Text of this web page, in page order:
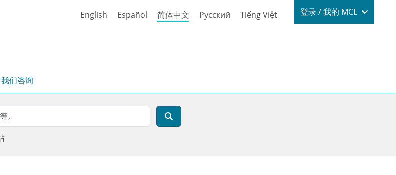
English Español 简体中文 Русский Tiếng Việt Login / My
登录 / 我的 MCL
们咨询